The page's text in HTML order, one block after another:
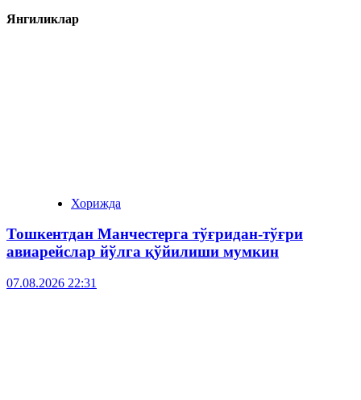
Янгиликлар
Хорижда
Тошкентдан Манчестерга тўғридан-тўғри
авиарейслар йўлга қўйилиши мумкин
07.08.2026 22:31